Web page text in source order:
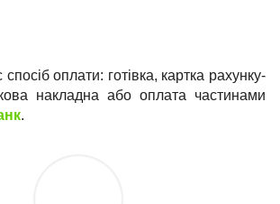
оплати: готівка, картка рахунку-
накладна або оплата частинами
.